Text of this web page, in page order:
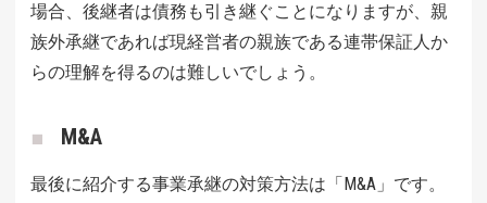
場合、後継者は債務も引き継ぐことになりますが、親
族外承継であれば現経営者の親族である連帯保証人か
らの理解を得るのは難しいでしょう。
M&A
最後に紹介する事業承継の対策方法は「M&A」です。